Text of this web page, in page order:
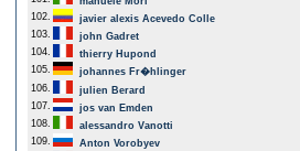
102.
javier alexis Acevedo Colle
103.
john Gadret
104.
thierry Hupond
105.
johannes Fr�hlinger
106.
julien Berard
107.
jos van Emden
108.
alessandro Vanotti
109.
Anton Vorobyev